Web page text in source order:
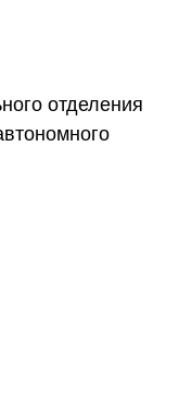
отделения